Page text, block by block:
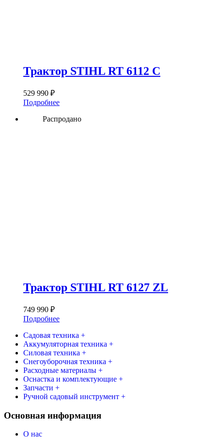
Трактор STIHL RT 6112 C
529 990 ₽
Подробнее
Распродано
Трактор STIHL RT 6127 ZL
749 990 ₽
Подробнее
Садовая техника +
Аккумуляторная техника +
Силовая техника +
Снегоуборочная техника +
Расходные материалы +
Оснастка и комплектующие +
Запчасти +
Ручной садовый инструмент +
Основная информация
О нас